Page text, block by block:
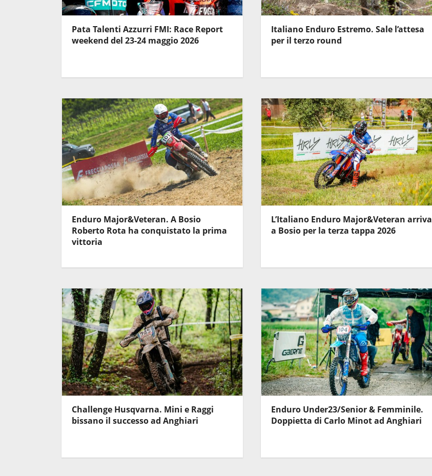
Pata Talenti Azzurri FMI: Race Report
weekend del 23-24 maggio 2026
Italiano Enduro Estremo. Sale l’attesa
per il terzo round
Enduro Major&Veteran. A Bosio
Roberto Rota ha conquistato la prima
vittoria
L’Italiano Enduro Major&Veteran arriva
a Bosio per la terza tappa 2026
Challenge Husqvarna. Mini e Raggi
bissano il successo ad Anghiari
Enduro Under23/Senior & Femminile.
Doppietta di Carlo Minot ad Anghiari